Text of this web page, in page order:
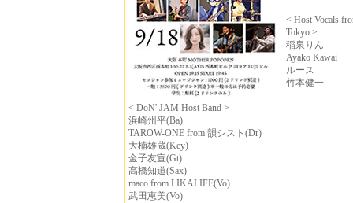
< Host Vocals
Tokyo >
稲泉りん
Ayako Kawai
ルース
竹本健一
< DoN' JAM Host Band >
浜崎州平(Ba)
TAROW-ONE from 韻シスト(Dr)
大楠雄蔵(Key)
金子友宣(Gt)
高橋知道(Sax)
maco from LIKALIFE(Vo)
武田恵美(Vo)